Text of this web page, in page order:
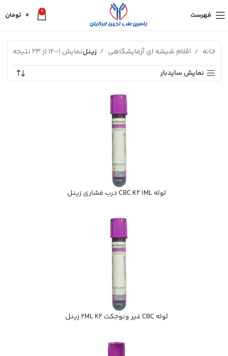
فهرست 0
0 تومان
خانه اقلام شیشه ای آزمایشگاهی زینلنمایش 1–12 از 23 نتیجه
نمایش سایدبار
لوله CBC K2 1ML درب فشاري زينل
لوله CBC غیر ونوجکت 2ML K2 زينل